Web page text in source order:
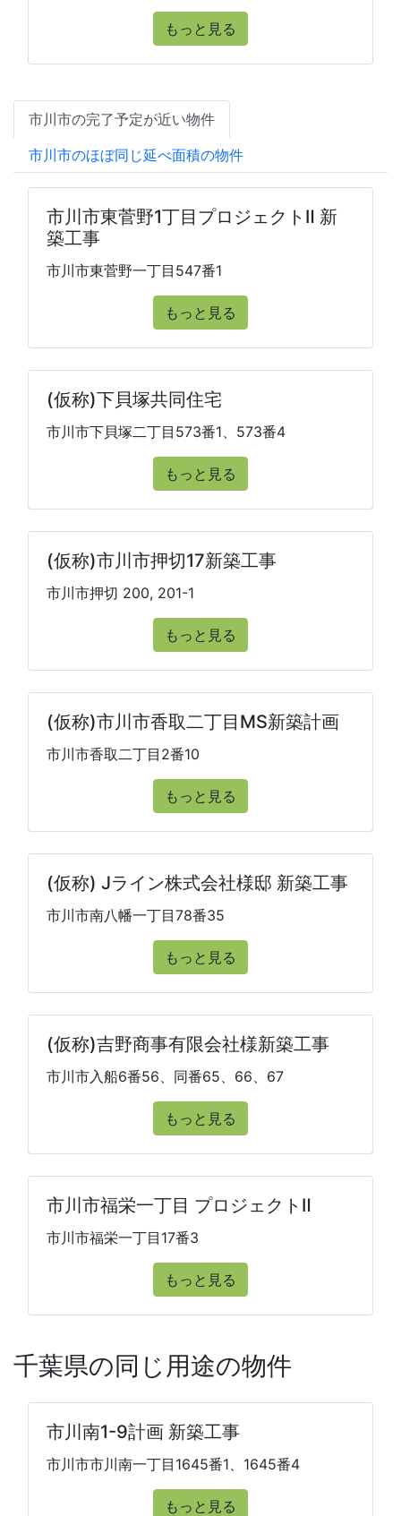
もっと見る
市川市の完了予定が近い物件
市川市のほぼ同じ延べ面積の物件
市川市東菅野1丁目プロジェクトⅡ 新
築工事
市川市東菅野一丁目547番1
もっと見る
(仮称)下貝塚共同住宅
市川市下貝塚二丁目573番1、573番4
もっと見る
(仮称)市川市押切17新築工事
市川市押切 200, 201-1
もっと見る
(仮称)市川市香取二丁目MS新築計画
市川市香取二丁目2番10
もっと見る
(仮称) Jライン株式会社様邸 新築工事
市川市南八幡一丁目78番35
もっと見る
(仮称)吉野商事有限会社様新築工事
市川市入船6番56、同番65、66、67
もっと見る
市川市福栄一丁目 プロジェクトⅡ
市川市福栄一丁目17番3
もっと見る
千葉県の同じ用途の物件
市川南1-9計画 新築工事
市川市市川南一丁目1645番1、1645番4
もっと見る